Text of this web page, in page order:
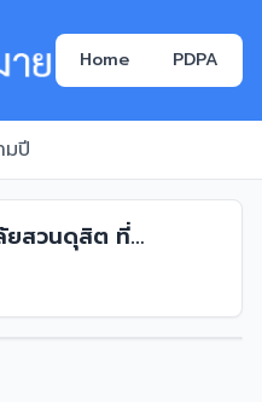
Home PDPA
มปี
ยสวนดุสิต ที่
แต่งตั้งรักษาการ
องผู้อำนวยการ และ